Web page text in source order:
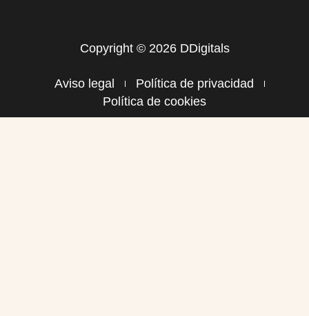
Copyright © 2026 DDigitals
Aviso legal
Política de privacidad
Política de cookies